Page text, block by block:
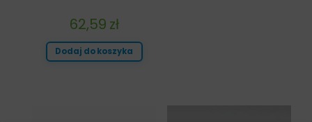
62,59 zł
Dodaj do koszyka